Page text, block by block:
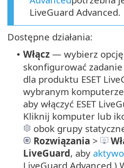
LiveGuard Advanced.
Dostępne działania:
• Włącz — wybierz opcję
skonfigurować
dla produktu ESET
wybranym
aby włączyć ESET
Kliknij komputer lub
obok grupy
Rozwiązania >
LiveGuard, aby
LiveGuard Advanced.)